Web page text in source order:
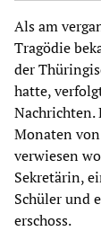
Als am
Tragödie
der
hatte,
Nachrichten.
Monaten
verwiesen
Sekretärin,
Schüler und
erschoss.